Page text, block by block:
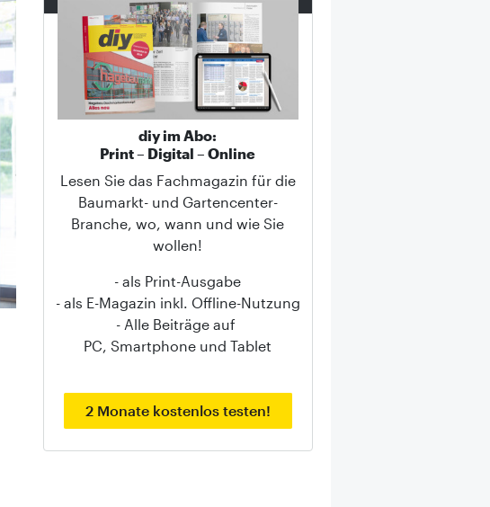
diy im Abo:
Print – Digital – Online
Lesen Sie das Fachmagazin für die
Baumarkt- und Gartencenter-
Branche, wo, wann und wie Sie
wollen!
- als Print-Ausgabe
- als E-Magazin inkl. Offline-Nutzung
- Alle Beiträge auf
PC, Smartphone und Tablet
2 Monate kostenlos testen!